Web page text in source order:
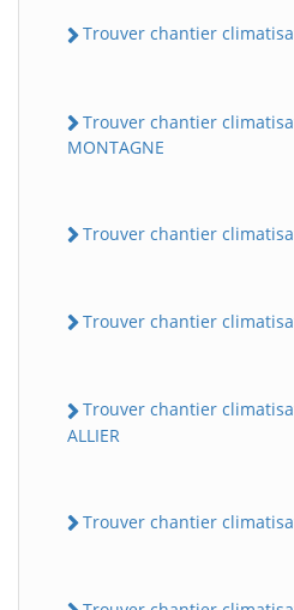
Trouver chantier
Trouver chantier
MONTAGNE
Trouver chantier
Trouver chantier
Trouver chantier
ALLIER
Trouver chantier